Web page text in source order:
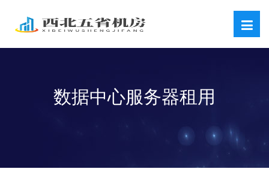
数据中心服务器租用